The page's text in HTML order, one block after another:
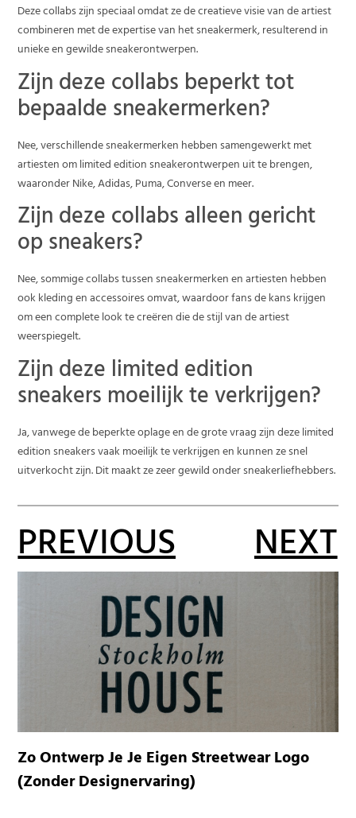
Deze collabs zijn speciaal omdat ze de creatieve visie van de artiest
combineren met de expertise van het sneakermerk, resulterend in
unieke en gewilde sneakerontwerpen.
Zijn deze collabs beperkt tot
bepaalde sneakermerken?
Nee, verschillende sneakermerken hebben samengewerkt met
artiesten om limited edition sneakerontwerpen uit te brengen,
waaronder Nike, Adidas, Puma, Converse en meer.
Zijn deze collabs alleen gericht
op sneakers?
Nee, sommige collabs tussen sneakermerken en artiesten hebben
ook kleding en accessoires omvat, waardoor fans de kans krijgen
om een complete look te creëren die de stijl van de artiest
weerspiegelt.
Zijn deze limited edition
sneakers moeilijk te verkrijgen?
Ja, vanwege de beperkte oplage en de grote vraag zijn deze limited
edition sneakers vaak moeilijk te verkrijgen en kunnen ze snel
uitverkocht zijn. Dit maakt ze zeer gewild onder sneakerliefhebbers.
PREVIOUS NEXT
Zo Ontwerp Je Je Eigen Streetwear Logo
(Zonder Designervaring)